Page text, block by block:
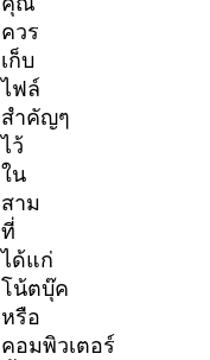
ควร
เก็บ
ไฟล์
สำคัญๆ
ไว้
ใน
สาม
ที่
ได้แก่
โน้ตบุ๊ค
หรือ
คอมพิวเตอร์